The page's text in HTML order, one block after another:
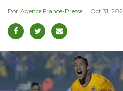
Agence France-Presse Oct 31,